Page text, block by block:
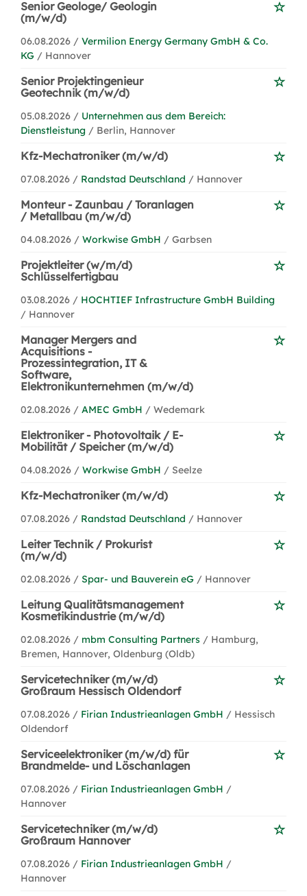
Senior Geologe/ Geologin
(m/w/d)
06.08.2026 / Vermilion Energy Germany GmbH & Co.
KG / Hannover
Senior Projektingenieur
Geotechnik (m/w/d)
05.08.2026 / Unternehmen aus dem Bereich:
Dienstleistung / Berlin, Hannover
Kfz-Mechatroniker (m/w/d)
07.08.2026 / Randstad Deutschland / Hannover
Monteur - Zaunbau / Toranlagen
/ Metallbau (m/w/d)
04.08.2026 / Workwise GmbH / Garbsen
Projektleiter (w/m/d)
Schlüsselfertigbau
03.08.2026 / HOCHTIEF Infrastructure GmbH Building
/ Hannover
Manager Mergers and
Acquisitions -
Prozessintegration, IT &
Software,
Elektronikunternehmen (m/w/d)
02.08.2026 / AMEC GmbH / Wedemark
Elektroniker - Photovoltaik / E-
Mobilität / Speicher (m/w/d)
04.08.2026 / Workwise GmbH / Seelze
Kfz-Mechatroniker (m/w/d)
07.08.2026 / Randstad Deutschland / Hannover
Leiter Technik / Prokurist
(m/w/d)
02.08.2026 / Spar- und Bauverein eG / Hannover
Leitung Qualitätsmanagement
Kosmetikindustrie (m/w/d)
02.08.2026 / mbm Consulting Partners / Hamburg,
Bremen, Hannover, Oldenburg (Oldb)
Servicetechniker (m/w/d)
Großraum Hessisch Oldendorf
07.08.2026 / Firian Industrieanlagen GmbH / Hessisch
Oldendorf
Serviceelektroniker (m/w/d) für
Brandmelde- und Löschanlagen
07.08.2026 / Firian Industrieanlagen GmbH /
Hannover
Servicetechniker (m/w/d)
Großraum Hannover
07.08.2026 / Firian Industrieanlagen GmbH /
Hannover